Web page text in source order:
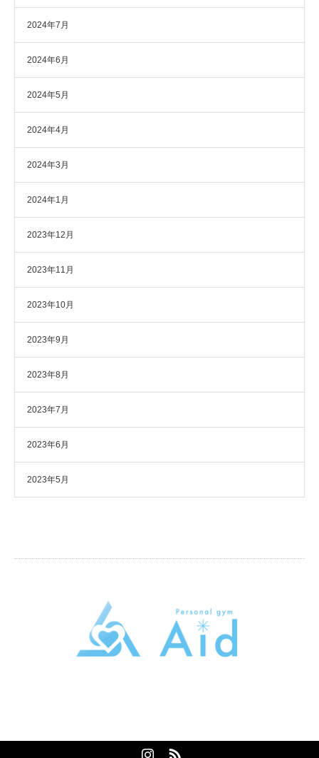
2024年7月
2024年6月
2024年5月
2024年4月
2024年3月
2024年1月
2023年12月
2023年11月
2023年10月
2023年9月
2023年8月
2023年7月
2023年6月
2023年5月